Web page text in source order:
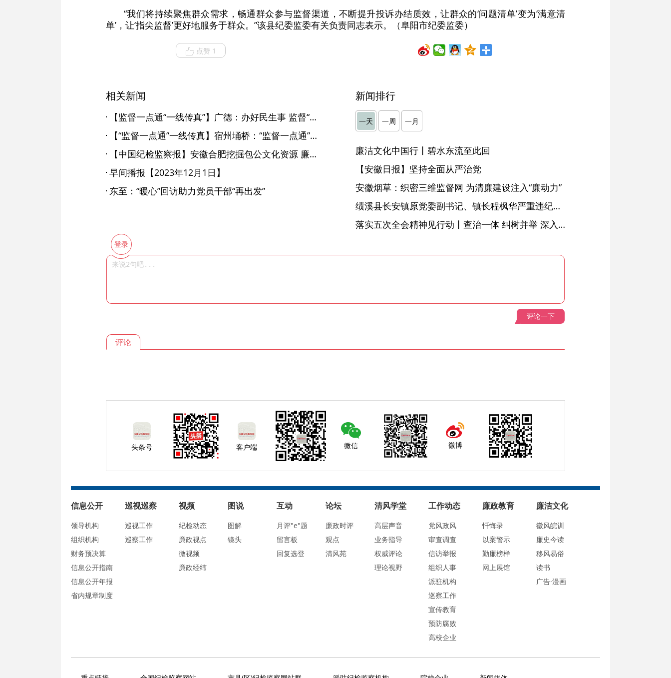
“我们将持续聚焦群众需求，畅通群众参与监督渠道，不断提升投诉办结质效，让群众的‘问题清单’变为‘满意清
单’，让‘指尖监督’更好地服务于群众。”该县纪委监委有关负责同志表示。（阜阳市纪委监委）
点赞 1
相关新闻
【监督一点通“一线传真”】广德：办好民生事 监督“在路上”
【“监督一点通”一线传真】宿州埇桥：“监督一点通” 护航求学路
【中国纪检监察报】安徽合肥挖掘包公文化资源 廉字当头传清风
早间播报【2023年12月1日】
东至：“暖心”回访助力党员干部“再出发”
新闻排行
一天 一周 一月
廉洁文化中国行丨碧水东流至此回
【安徽日报】坚持全面从严治党
安徽烟草：织密三维监督网 为清廉建设注入“廉动力”
绩溪县长安镇原党委副书记、镇长程枫华严重违纪违法被开除党籍和公职
落实五次全会精神见行动丨查治一体 纠树并举 深入推进风腐同查同治
登录
评论一下
评论
头条号 客户端 微信 微博
信息公开
领导机构
组织机构
财务预决算
信息公开指南
信息公开年报
省内规章制度
巡视巡察
巡视工作
巡察工作
视频
纪检动态
廉政视点
微视频
廉政经纬
图说
图解
镜头
互动
月评"e"题
留言板
回复选登
论坛
廉政时评
观点
清风苑
清风学堂
高层声音
业务指导
权威评论
理论视野
工作动态
党风政风
审查调查
信访举报
组织人事
派驻机构
巡察工作
宣传教育
预防腐败
高校企业
廉政教育
忏悔录
以案警示
勤廉榜样
网上展馆
廉洁文化
徽风皖训
廉史今读
移风易俗
读书
广告·漫画